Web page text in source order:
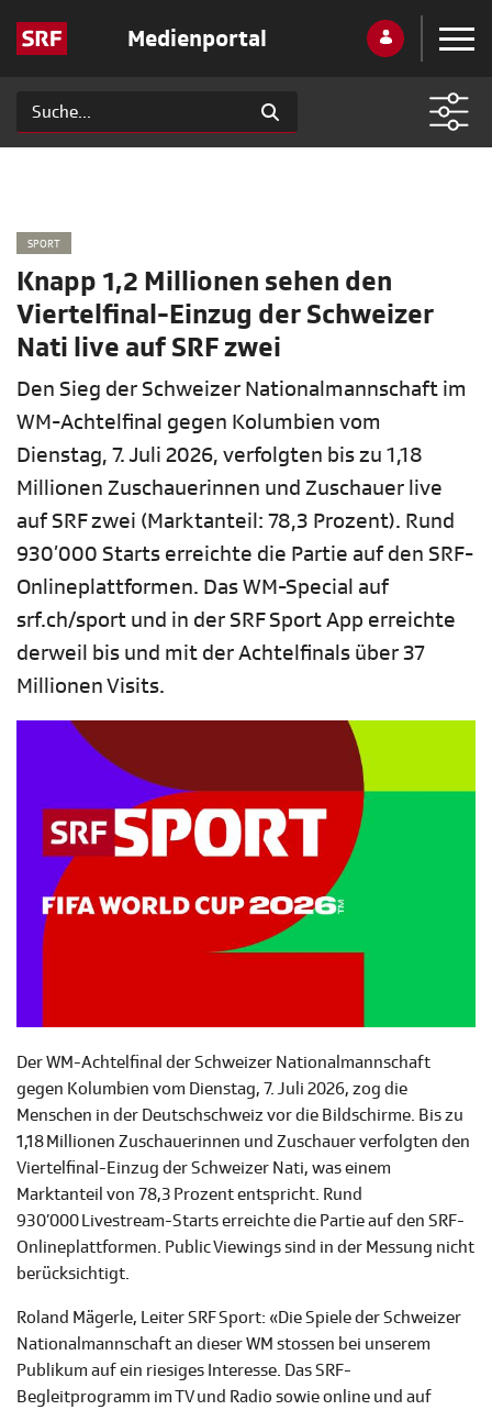
Medienportal
SPORT
Knapp 1,2 Millionen sehen den
Viertelfinal-Einzug der Schweizer
Nati live auf SRF zwei
Den Sieg der Schweizer Nationalmannschaft im
WM-Achtelfinal gegen Kolumbien vom
Dienstag, 7. Juli 2026, verfolgten bis zu 1,18
Millionen Zuschauerinnen und Zuschauer live
auf SRF zwei (Marktanteil: 78,3 Prozent). Rund
930’000 Starts erreichte die Partie auf den SRF-
Onlineplattformen. Das WM-Special auf
srf.ch/sport und in der SRF Sport App erreichte
derweil bis und mit der Achtelfinals über 37
Millionen Visits.
Der WM-Achtelfinal der Schweizer Nationalmannschaft
gegen Kolumbien vom Dienstag, 7. Juli 2026, zog die
Menschen in der Deutschschweiz vor die Bildschirme. Bis zu
1,18 Millionen Zuschauerinnen und Zuschauer verfolgten den
Viertelfinal-Einzug der Schweizer Nati, was einem
Marktanteil von 78,3 Prozent entspricht. Rund
930’000 Livestream-Starts erreichte die Partie auf den SRF-
Onlineplattformen. Public Viewings sind in der Messung nicht
berücksichtigt.
Roland Mägerle, Leiter SRF Sport: «Die Spiele der Schweizer
Nationalmannschaft an dieser WM stossen bei unserem
Publikum auf ein riesiges Interesse. Das SRF-
Begleitprogramm im TV und Radio sowie online und auf